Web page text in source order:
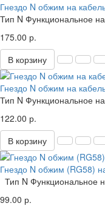
Гнездо N обжим на
Тип N Функциональное
175.00 р.
В корзину
Гнездо N обжим на
Тип N Функциональное
122.00 р.
В корзину
Гнездо N обжим (RG58)
Тип N Функциональное
99.00 р.